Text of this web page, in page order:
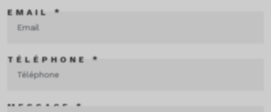
EMAIL *
TÉLÉPHONE *
MESSAGE *